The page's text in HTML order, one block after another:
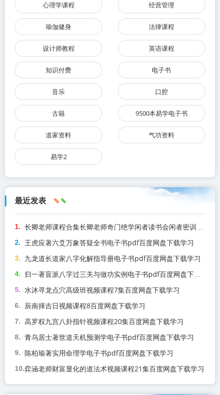
心理学课程 经营管理
瑜伽健身 法律课程
设计师教程 英语课程
知识付费 电子书
音乐 口腔
古籍 9500本易学电子书
道家资料 气功资料
易学2
最近发表
长卿老师课程合集长卿老师奇门绝学闲者读书会闲者密训视频课程百度网盘下载学习
王虎应著六爻万象答疑全书电子书pdf百度网盘下载学习
九龙道长道家八字化解指导册电子书pdf百度网盘下载学习
归一著盲派八字过三关与做功实例电子书pdf百度网盘下载学习
水沐寻龙点穴高级班视频课程7集百度网盘下载学习
辰南择吉日视频课程8百度网盘下载学习
高罗权九宫八卦指针视频课程20集百度网盘下载学习
青乌居士著世道天机预测学电子书pdf百度网盘下载学习
陈柏瑜著实用命理学电子书pdf百度网盘下载学习
弈涵老师财富显化的道法术视频课程21集百度网盘下载学习